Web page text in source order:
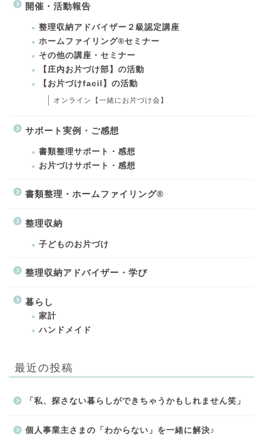
開催・活動報告
整理収納アドバイザー２級認定講座
ホームファイリング®セミナー
その他の講座・セミナー
【庄内お片づけ部】の活動
【お片づけfacil】の活動
オンライン【一緒にお片づけ会】
サポート実例・ご感想
書類整理サポート・感想
お片づけサポート・感想
書類整理・ホームファイリング®
整理収納
子どものお片づけ
整理収納アドバイザー・学び
暮らし
家計
ハンドメイド
最近の投稿
「私、探さない暮らしができちゃうかもしれません笑」
個人事業主さまの「わからない」を一緒に解決♪